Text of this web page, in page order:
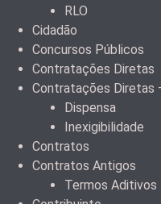
RLO
Cidadão
Concursos Públicos
Contratações Diretas
Contratações Diretas
Dispensa
Inexigibilidade
Contratos
Contratos Antigos
Termos Aditivos